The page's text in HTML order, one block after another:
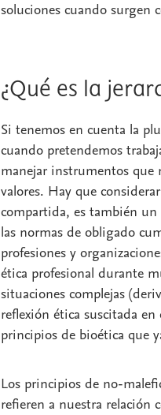
soluciones cuando surgen
¿Qué es la
Si tenemos en cuenta la
cuando pretendemos
manejar instrumentos que
valores. Hay que
compartida, es también
las normas de obligado
profesiones y
ética profesional durante
situaciones complejas
reflexión ética suscitada
principios de bioética que
Los principios de no-
refieren a nuestra relación